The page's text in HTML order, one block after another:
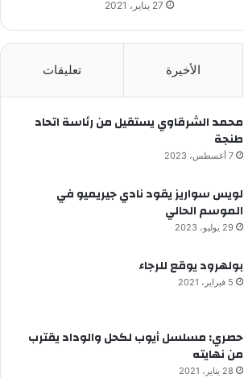
27 يناير، 2021
الأخيرة تعليقات
محمد الشرقاوي يستقيل من رئاسة اتحاد
طنجة
7 أغسطس، 2023
لويس سواريز يقود نادي جيريميو في
الموسم الحالي
29 يوليو، 2023
بولهرود يوقع للرجاء
5 فبراير، 2021
حصري: مسلسل أيوب لكحل والوداد يقترب
من نهايته
28 يناير، 2021